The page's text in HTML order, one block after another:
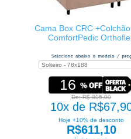
Cama Box CRC
ComfortPedic
16
De: R$ 805,00
10x de
Hoje +10% de desconto
R$611,10